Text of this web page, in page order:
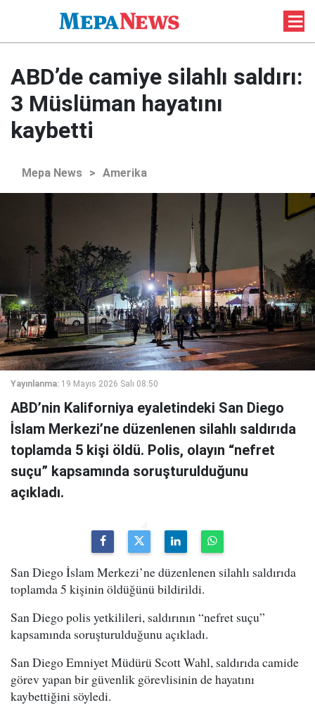
ABD’de camiye silahlı saldırı:
3 Müslüman hayatını
kaybetti
Mepa News > Amerika
Yayınlanma: 19 Mayıs 2026 Salı 08:50
ABD’nin Kaliforniya eyaletindeki San Diego
İslam Merkezi’ne düzenlenen silahlı saldırıda
toplamda 5 kişi öldü. Polis, olayın “nefret
suçu” kapsamında soruşturulduğunu
açıkladı.
San Diego İslam Merkezi’ne düzenlenen silahlı saldırıda
toplamda 5 kişinin öldüğünü bildirildi.
San Diego polis yetkilileri, saldırının “nefret suçu”
kapsamında soruşturulduğunu açıkladı.
San Diego Emniyet Müdürü Scott Wahl, saldırıda camide
görev yapan bir güvenlik görevlisinin de hayatını
kaybettiğini söyledi.